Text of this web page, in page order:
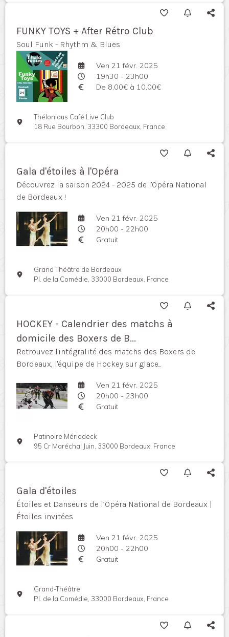
FUNKY TOYS + After Rétro Club
Soul Funk - Rhythm & Blues
Ven 21 févr. 2025
19h30 - 23h00
De 8,00€ à 10,00€
Thélonious Café Live Club
18 Rue Bourbon, 33300 Bordeaux, France
Gala d'étoiles à l'Opéra
Découvrez la saison 2024 - 2025 de l'Opéra National
de Bordeaux !
Ven 21 févr. 2025
20h00 - 22h00
Gratuit
Grand Théâtre de Bordeaux
Pl. de la Comédie, 33000 Bordeaux, France
HOCKEY - Calendrier des matchs à
domicile des Boxers de B...
Retrouvez l'intégralité des matchs des Boxers de
Bordeaux, l'équipe de Hockey sur glace...
Ven 21 févr. 2025
20h00 - 23h00
Gratuit
Patinoire Mériadeck
95 Cr Maréchal Juin, 33000 Bordeaux, France
Gala d'étoiles
Étoiles et Danseurs de l’Opéra National de Bordeaux |
Étoiles invitées
Ven 21 févr. 2025
20h00 - 22h00
Gratuit
Grand-Théâtre
Pl. de la Comédie, 33000 Bordeaux, France